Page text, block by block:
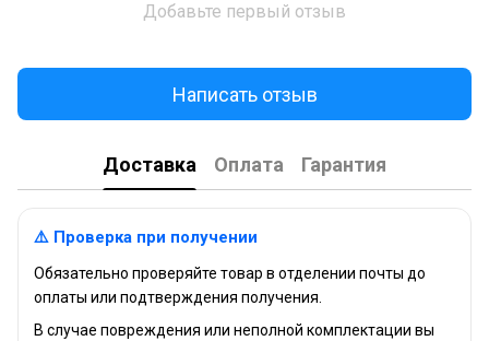
Добавьте первый отзыв
Написать отзыв
Доставка Оплата Гарантия
⚠️ Проверка при получении
Обязательно проверяйте товар в отделении почты до
оплаты или подтверждения получения.
В случае повреждения или неполной комплектации вы